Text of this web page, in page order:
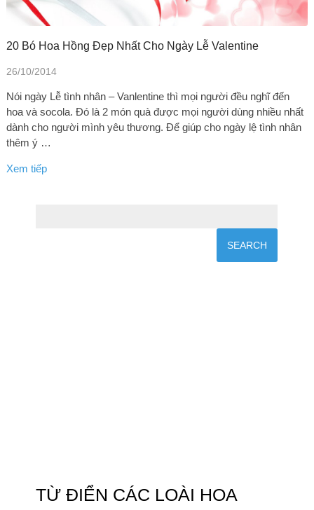
20 Bó Hoa Hồng Đẹp Nhất Cho Ngày Lễ Valentine
26/10/2014
Nói ngày Lễ tình nhân – Vanlentine thì mọi người đều nghĩ đến
hoa và socola. Đó là 2 món quà được mọi người dùng nhiều nhất
dành cho người mình yêu thương. Để giúp cho ngày lệ tình nhân
thêm ý …
Xem tiếp
TỪ ĐIỂN CÁC LOÀI HOA